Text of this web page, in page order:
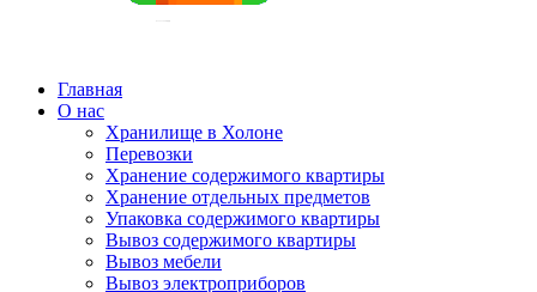
Главная
О нас
Хранилище в Холоне
Перевозки
Хранение содержимого квартиры
Хранение отдельных предметов
Упаковка содержимого квартиры
Вывоз содержимого квартиры
Вывоз мебели
Вывоз электроприборов